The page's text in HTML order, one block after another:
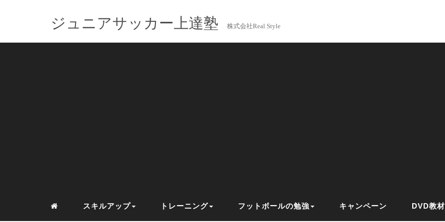
ジュニアサッカー上達塾 株式会社Real Style
スキルアップ トレーニング フットボールの勉強 キャンペーン DVD教材